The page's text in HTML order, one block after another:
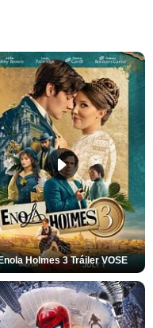
Holmes 3 Tráiler VOSE